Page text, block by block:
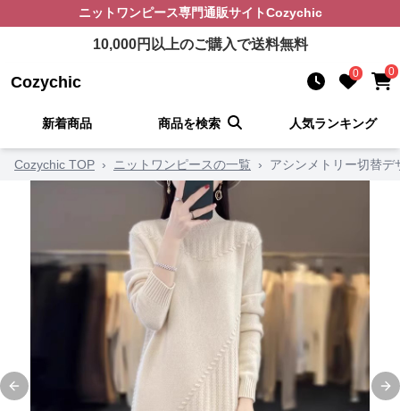
ニットワンピース専門通販サイトCozychic
10,000円以上のご購入で送料無料
Cozychic 0 0
新着商品 商品を検索 人気ランキング
Cozychic TOP › ニットワンピースの一覧 › アシンメトリー切替
Previous slide